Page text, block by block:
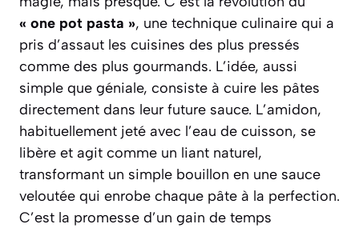
« one pot pasta », une technique culinaire qui a
pris d’assaut les cuisines des plus pressés
comme des plus gourmands. L’idée, aussi
simple que géniale, consiste à cuire les pâtes
directement dans leur future sauce. L’amidon,
habituellement jeté avec l’eau de cuisson, se
libère et agit comme un liant naturel,
transformant un simple bouillon en une sauce
veloutée qui enrobe chaque pâte à la perfection.
C’est la promesse d’un gain de temps